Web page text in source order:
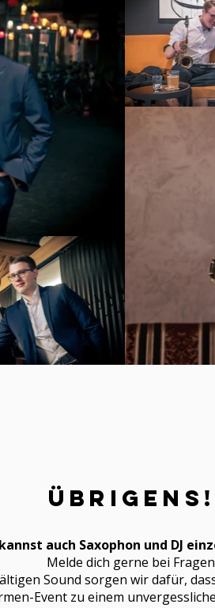
Übrigens!
auch Saxophon und DJ
Melde dich gerne bei
Sound sorgen wir dafür,
Event zu einem